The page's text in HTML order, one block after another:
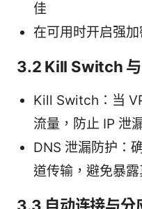
佳
在可用时开启强加
3.2 Kill Switch 与
Kill Switch：当
流量，防止 IP 泄
DNS 泄漏防护：
道传输，避免暴露